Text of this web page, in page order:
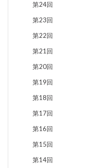
第24回
第23回
第22回
第21回
第20回
第19回
第18回
第17回
第16回
第15回
第14回